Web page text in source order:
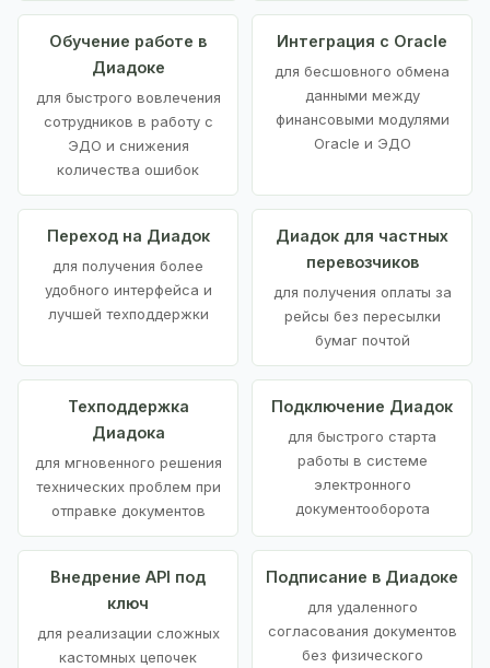
Обучение работе в
Диадоке
для быстрого вовлечения
сотрудников в работу с
ЭДО и снижения
количества ошибок
Интеграция с Oracle
для бесшовного обмена
данными между
финансовыми модулями
Oracle и ЭДО
Переход на Диадок
для получения более
удобного интерфейса и
лучшей техподдержки
Диадок для частных
перевозчиков
для получения оплаты за
рейсы без пересылки
бумаг почтой
Техподдержка
Диадока
для мгновенного решения
технических проблем при
отправке документов
Подключение Диадок
для быстрого старта
работы в системе
электронного
документооборота
Внедрение API под
ключ
для реализации сложных
кастомных цепочек
Подписание в Диадоке
для удаленного
согласования документов
без физического